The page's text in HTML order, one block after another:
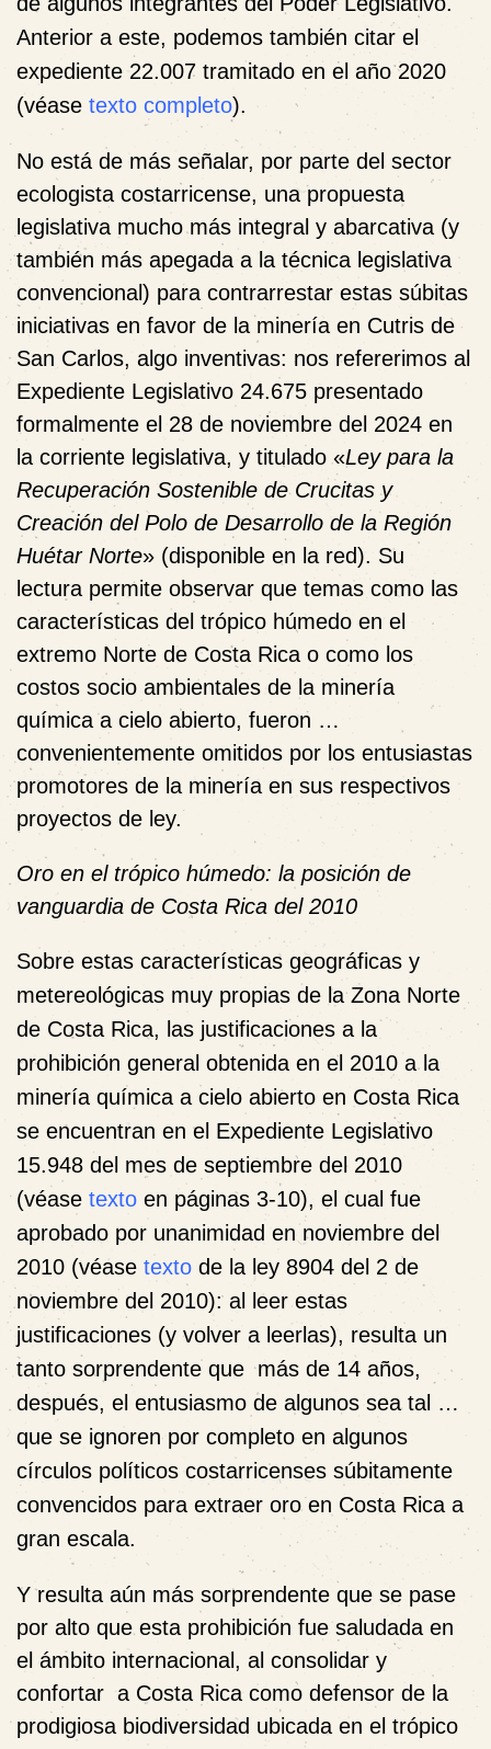
Anterior a este, podemos también citar el
expediente 22.007 tramitado en el año 2020
(véase texto completo).
No está de más señalar, por parte del sector
ecologista costarricense, una propuesta
legislativa mucho más integral y abarcativa (y
también más apegada a la técnica legislativa
convencional) para contrarrestar estas súbitas
iniciativas en favor de la minería en Cutris de
San Carlos, algo inventivas: nos refererimos al
Expediente Legislativo 24.675 presentado
formalmente el 28 de noviembre del 2024 en
la corriente legislativa, y titulado «Ley para la
Recuperación Sostenible de Crucitas y
Creación del Polo de Desarrollo de la Región
Huétar Norte» (disponible en la red). Su
lectura permite observar que temas como las
características del trópico húmedo en el
extremo Norte de Costa Rica o como los
costos socio ambientales de la minería
química a cielo abierto, fueron …
convenientemente omitidos por los entusiastas
promotores de la minería en sus respectivos
proyectos de ley.
Oro en el trópico húmedo: la posición de
vanguardia de Costa Rica del 2010
Sobre estas características geográficas y
metereológicas muy propias de la Zona Norte
de Costa Rica, las justificaciones a la
prohibición general obtenida en el 2010 a la
minería química a cielo abierto en Costa Rica
se encuentran en el Expediente Legislativo
15.948 del mes de septiembre del 2010
(véase texto en páginas 3-10), el cual fue
aprobado por unanimidad en noviembre del
2010 (véase texto de la ley 8904 del 2 de
noviembre del 2010): al leer estas
justificaciones (y volver a leerlas), resulta un
tanto sorprendente que más de 14 años,
después, el entusiasmo de algunos sea tal …
que se ignoren por completo en algunos
círculos políticos costarricenses súbitamente
convencidos para extraer oro en Costa Rica a
gran escala.
Y resulta aún más sorprendente que se pase
por alto que esta prohibición fue saludada en
el ámbito internacional, al consolidar y
confortar a Costa Rica como defensor de la
prodigiosa biodiversidad ubicada en el trópico